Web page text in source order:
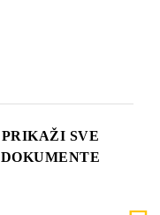
PRIKAŽI SVE
DOKUMENTE